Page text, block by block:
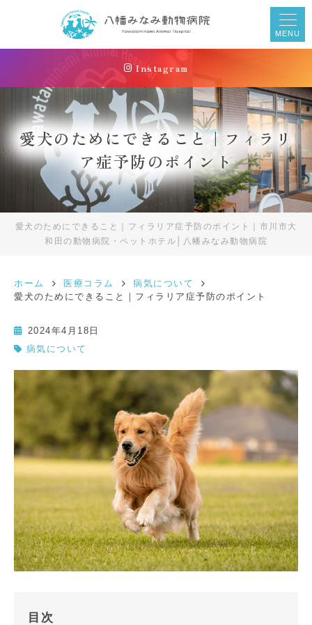
MENU
Instagram
愛犬のためにできること｜フィラリ
ア症予防のポイント
愛犬のためにできること｜フィラリア症予防のポイント｜市川市大
和田の動物病院・ペットホテル│八幡みなみ動物病院
ホーム 医療コラム
病気について
愛犬のためにできること｜フィラリア症予防のポイント
2024年4月18日
病気について
目次